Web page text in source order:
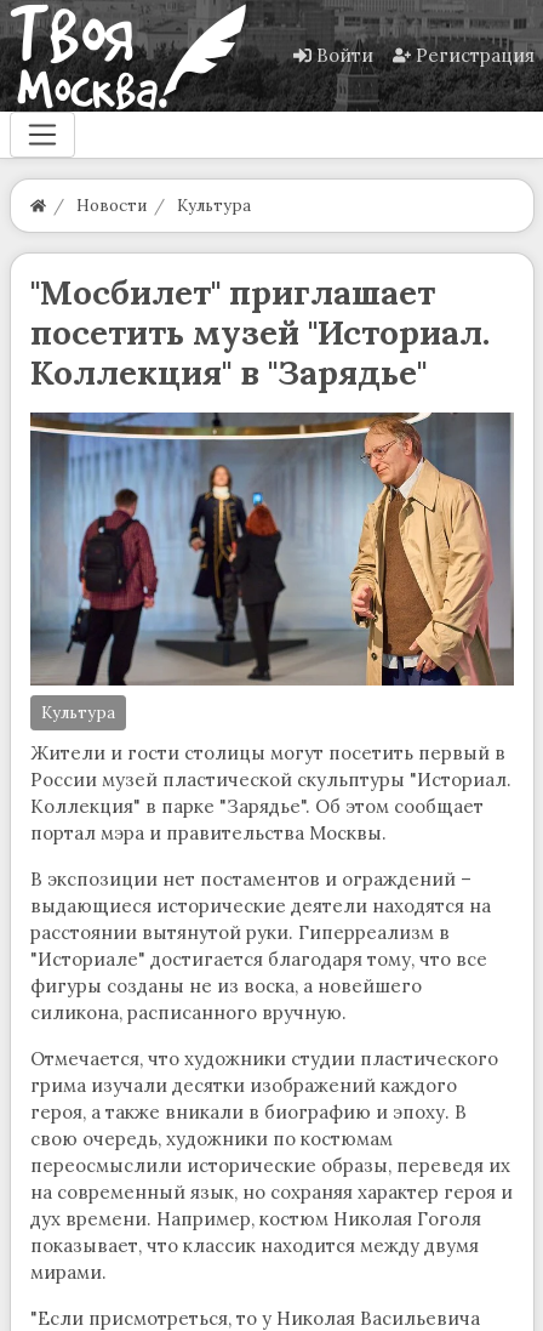
Войти Регистрация
Новости Культура
"Мосбилет" приглашает
посетить музей "Историал.
Коллекция" в "Зарядье"
Культура
Жители и гости столицы могут посетить первый в
России музей пластической скульптуры "Историал.
Коллекция" в парке "Зарядье". Об этом сообщает
портал мэра и правительства Москвы.
В экспозиции нет постаментов и ограждений –
выдающиеся исторические деятели находятся на
расстоянии вытянутой руки. Гиперреализм в
"Историале" достигается благодаря тому, что все
фигуры созданы не из воска, а новейшего
силикона, расписанного вручную.
Отмечается, что художники студии пластического
грима изучали десятки изображений каждого
героя, а также вникали в биографию и эпоху. В
свою очередь, художники по костюмам
переосмыслили исторические образы, переведя их
на современный язык, но сохраняя характер героя и
дух времени. Например, костюм Николая Гоголя
показывает, что классик находится между двумя
мирами.
"Если присмотреться, то у Николая Васильевича